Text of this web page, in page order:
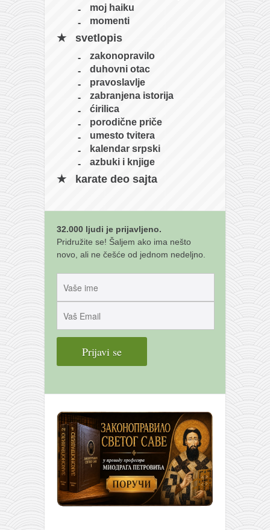
moj haiku
momenti
svetlopis
zakonopravilo
duhovni otac
pravoslavlje
zabranjena istorija
ćirilica
porodične priče
umesto tvitera
kalendar srpski
azbuki i knjige
karate deo sajta
32.000 ljudi je prijavljeno.
Pridružite se! Šaljem ako ima nešto
novo, ali ne češće od jednom nedeljno.